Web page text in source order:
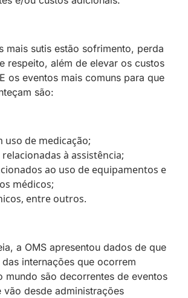
mais sutis estão sofrimento, perda
respeito, além de elevar os custos
os eventos mais comuns para que
são:
uso de medicação;
à assistência;
ao uso de equipamentos e
médicos;
entre outros.
a OMS apresentou dados de que
internações que ocorrem
mundo são decorrentes de eventos
vão desde administrações